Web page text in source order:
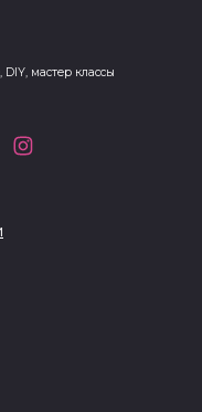
мастер классы